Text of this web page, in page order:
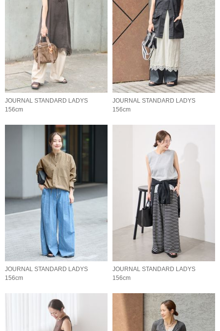
JOURNAL STANDARD LADYS
156cm
JOURNAL STANDARD LADYS
156cm
JOURNAL STANDARD LADYS
156cm
JOURNAL STANDARD LADYS
156cm